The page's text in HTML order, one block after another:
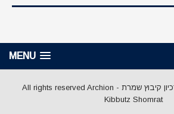
MENU
כל הזכויות שמורות ארכיון קיבוץ שמרת - All rights reserved Archion
Kibbutz Shomrat